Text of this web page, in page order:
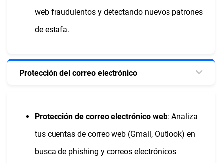
web fraudulentos y detectando nuevos patrones
de estafa.
Protección del correo electrónico
Protección de correo electrónico web: Analiza
tus cuentas de correo web (Gmail, Outlook) en
busca de phishing y correos electrónicos